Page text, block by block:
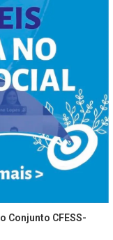
Conjunto CFESS-